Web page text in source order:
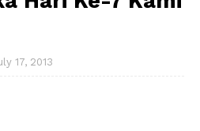
17, 2013